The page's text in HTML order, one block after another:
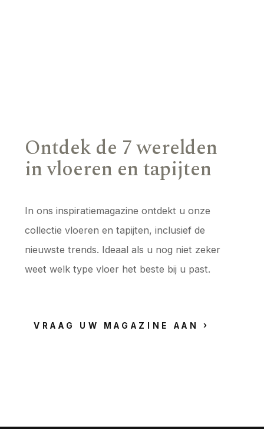
Ontdek de 7 werelden
in vloeren en tapijten
In ons inspiratiemagazine ontdekt u onze
collectie vloeren en tapijten, inclusief de
nieuwste trends. Ideaal als u nog niet zeker
weet welk type vloer het beste bij u past.
VRAAG UW MAGAZINE AAN